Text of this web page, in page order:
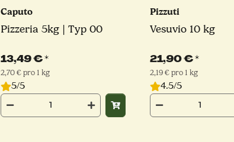
Caputo
Pizzeria 5kg | Typ 00
13,49 €*
2,70 € pro 1 kg
5/5
Pizzuti
Vesuvio 10 kg
21,90 €*
2,19 € pro 1 kg
4.5/5